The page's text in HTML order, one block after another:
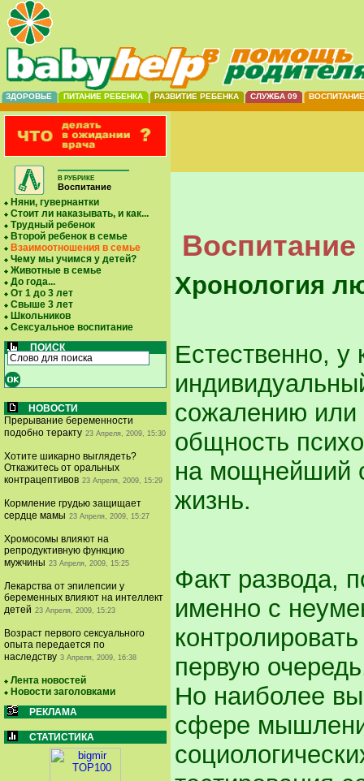
ЗДОРОВЬЕ ПИТАНИЕ РЕБЕНКА РАЗВИТИЕ РЕБЕНКА СЛУЖБА 09 ВОСПИТАНИЕ
В РУБРИКЕ
Воспитание
Няни, гувернантки
Стоит ли наказывать, и как...
Трудный ребенок
Второй ребенок в семье
Взаимоотношения в семье
Чему мы учимся у детей?
Животные в семье
До года...
От 1 до 3 лет
Свыше 3 лет
Школьников
Сексуальное воспитание
ПОИСК
НОВОСТИ
Прерывание беременности
подобно теракту 23 Апреля, 2009, 15:30
Хотите шикарно выглядеть?
Откажитесь от оральных
контрацептивов 23 Апреля, 2009, 15:29
Кормление грудью защищает
сердце мамы 23 Апреля, 2009, 15:27
Хромосомы влияют на
репродуктивную функцию
мужчины 23 Апреля, 2009, 15:25
Лекарства от эпилепсии у
беременных влияют на интеллект
детей 23 Апреля, 2009, 15:23
Возраст первого сексуального
опыта передается по
наследству 3 Апреля, 2009, 16:38
Лента новостей
Новости заголовками
РЕКЛАМА
СТАТИСТИКА
Хронология
Естественно, у
сожалению или
общность
на мощнейший
жизнь.
Факт развода,
именно с
первую
Но наиболее
сфере